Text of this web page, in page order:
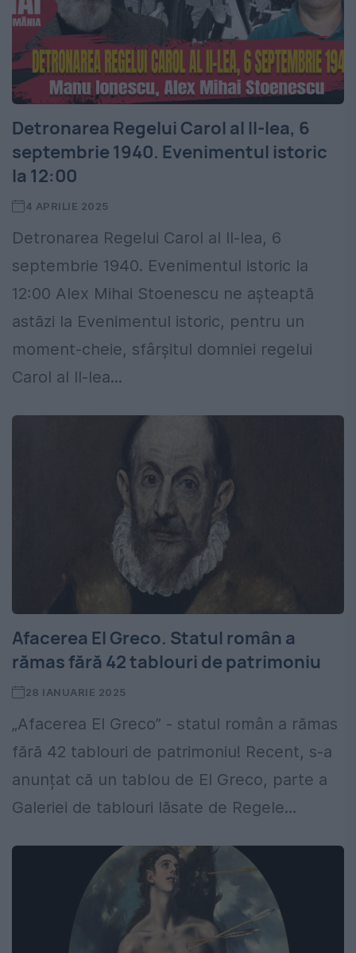
Detronarea Regelui Carol al II-lea, 6
septembrie 1940. Evenimentul istoric
la 12:00
4 APRILIE 2025
Detronarea Regelui Carol al II-lea, 6
septembrie 1940. Evenimentul istoric la
12:00 Alex Mihai Stoenescu ne așteaptă
astăzi la Evenimentul istoric, pentru un
moment-cheie, sfârșitul domniei regelui
Carol al II-lea...
Afacerea El Greco. Statul român a
rămas fără 42 tablouri de patrimoniu
28 IANUARIE 2025
„Afacerea El Greco” - statul român a rămas
fără 42 tablouri de patrimoniu! Recent, s-a
anunțat că un tablou de El Greco, parte a
Galeriei de tablouri lăsate de Regele...